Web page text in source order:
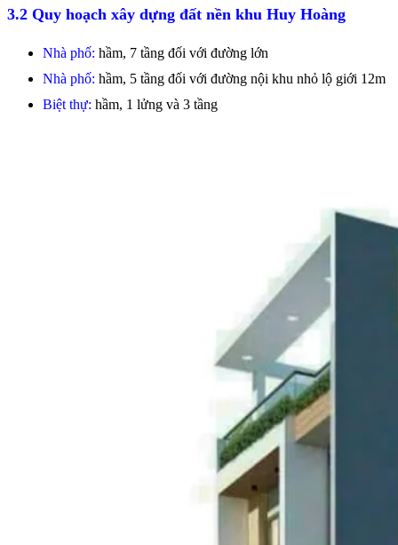
3.2 Quy hoạch xây dựng đất nền khu Huy Hoàng
Nhà phố: hầm, 7 tầng đối với đường lớn
Nhà phố: hầm, 5 tầng đối với đường nội khu nhỏ lộ giới 12m
Biệt thự: hầm, 1 lửng và 3 tầng